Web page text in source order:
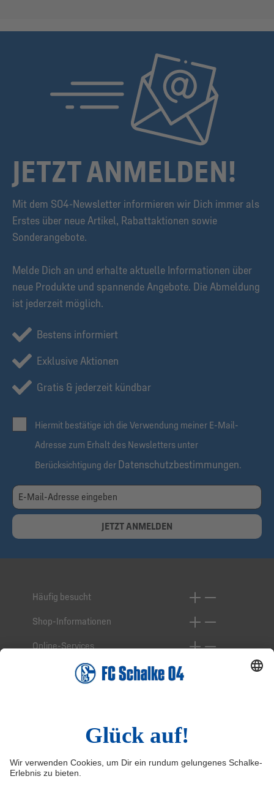
JETZT ANMELDEN!
Mit dem S04-Newsletter informieren wir Dich immer als
Erstes über neue Artikel, Rabattaktionen sowie
Sonderangebote.
Melde Dich an und erhalte aktuelle Informationen über
neue Produkte und spannende Angebote. Die Abmeldung
ist jederzeit möglich.
Bestens informiert
Exklusive Aktionen
Gratis & jederzeit kündbar
Hiermit bestätige ich die Verwendung meiner E-Mail-
Adresse zum Erhalt des Newsletters unter
Berücksichtigung der Datenschutzbestimmungen.
JETZT ANMELDEN
Häufig besucht
Shop-Informationen
Online-Services
Service-Hotline